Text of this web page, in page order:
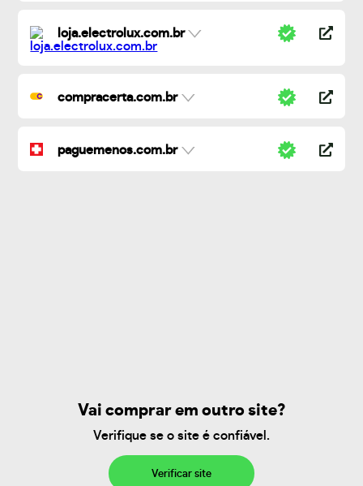
loja.electrolux.com.br
compracerta.com.br
paguemenos.com.br
Vai comprar em outro site?
Verifique se o site é confiável.
Verificar site